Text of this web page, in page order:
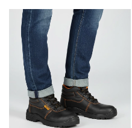
45
46
48
Филтрирай